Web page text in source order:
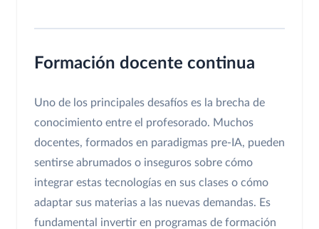
Formación docente continua
Uno de los principales desafíos es la brecha de
conocimiento entre el profesorado. Muchos
docentes, formados en paradigmas pre-IA, pueden
sentirse abrumados o inseguros sobre cómo
integrar estas tecnologías en sus clases o cómo
adaptar sus materias a las nuevas demandas. Es
fundamental invertir en programas de formación